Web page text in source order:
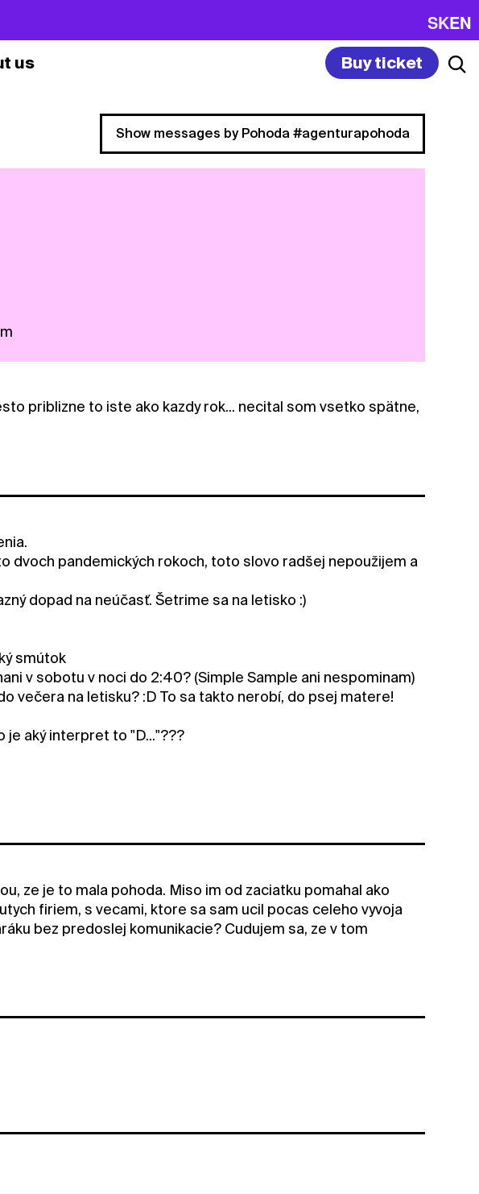
SKEN
us Buy ticket
Show messages by Pohoda #agenturapohoda
priblizne to iste ako kazdy rok... necital som vsetko spätne,
dvoch pandemických rokoch, toto slovo radšej nepoužijem a
dopad na neúčasť. Šetrime sa na letisko :)
smútok
v sobotu v noci do 2:40? (Simple Sample ani nespominam)
večera na letisku? :D To sa takto nerobí, do psej matere!
je aký interpret to "D..."???
ze je to mala pohoda. Miso im od zaciatku pomahal ako
firiem, s vecami, ktore sa sam ucil pocas celeho vyvoja
bez predoslej komunikacie? Cudujem sa, ze v tom